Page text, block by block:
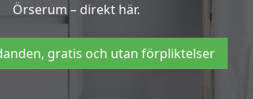
Örserum – direkt här.
gratis och utan förpliktelser